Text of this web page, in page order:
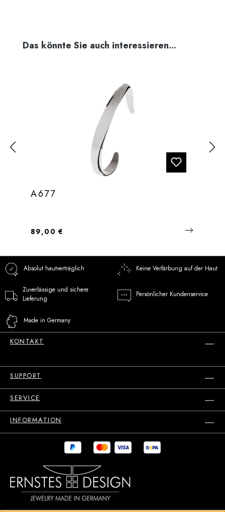
Produktgalerie überspringen
Das könnte Sie auch interessieren...
A677
Regulärer Preis:
89,00 €
Absolut hautverträglich Keine Verfärbung auf der Haut
Zuverlässige und sichere
Lieferung
Persönlicher Kundenservice
Made in Germany
KONTAKT
SUPPORT
SERVICE
INFORMATION